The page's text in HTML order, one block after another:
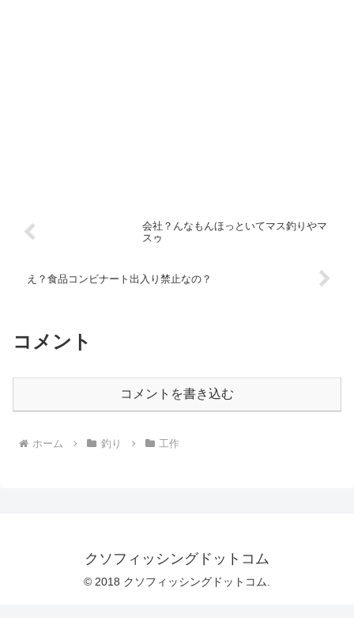
会社？んなもんほっといてマス釣りやマ
スゥ
え？食品コンビナート出入り禁止なの？
コメント
コメントを書き込む
ホーム 釣り 工作
クソフィッシングドットコム
© 2018 クソフィッシングドットコム.